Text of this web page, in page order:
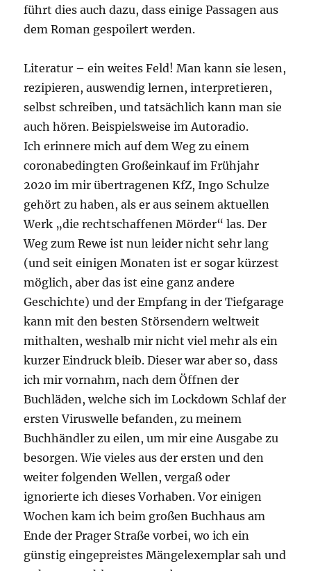
führt dies auch dazu, dass einige Passagen aus
dem Roman gespoilert werden.
Literatur – ein weites Feld! Man kann sie lesen,
rezipieren, auswendig lernen, interpretieren,
selbst schreiben, und tatsächlich kann man sie
auch hören. Beispielsweise im Autoradio.
Ich erinnere mich auf dem Weg zu einem
coronabedingten Großeinkauf im Frühjahr
2020 im mir übertragenen KfZ, Ingo Schulze
gehört zu haben, als er aus seinem aktuellen
Werk „die rechtschaffenen Mörder“ las. Der
Weg zum Rewe ist nun leider nicht sehr lang
(und seit einigen Monaten ist er sogar kürzest
möglich, aber das ist eine ganz andere
Geschichte) und der Empfang in der Tiefgarage
kann mit den besten Störsendern weltweit
mithalten, weshalb mir nicht viel mehr als ein
kurzer Eindruck bleib. Dieser war aber so, dass
ich mir vornahm, nach dem Öffnen der
Buchläden, welche sich im Lockdown Schlaf der
ersten Viruswelle befanden, zu meinem
Buchhändler zu eilen, um mir eine Ausgabe zu
besorgen. Wie vieles aus der ersten und den
weiter folgenden Wellen, vergaß oder
ignorierte ich dieses Vorhaben. Vor einigen
Wochen kam ich beim großen Buchhaus am
Ende der Prager Straße vorbei, wo ich ein
günstig eingepreistes Mängelexemplar sah und